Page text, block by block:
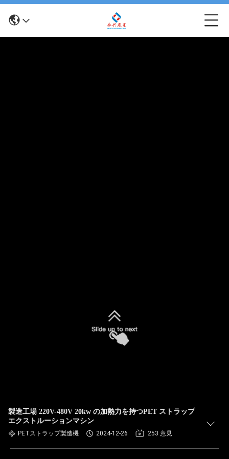
製造工場 220V-480V 20kw の加熱力を持つPET ストラップ
エクストルーションマシン
PETストラップ製造機 2024-12-26 253 意見